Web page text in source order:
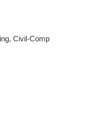
Civil-Comp